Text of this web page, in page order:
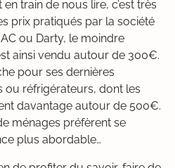
train de nous lire, c’est très
prix pratiqués par la société
ou Darty, le moindre
ainsi vendu autour de 300€.
pour ses dernières
ou réfrigérateurs, dont les
davantage autour de 500€.
ménages préfèrent se
plus abordable…